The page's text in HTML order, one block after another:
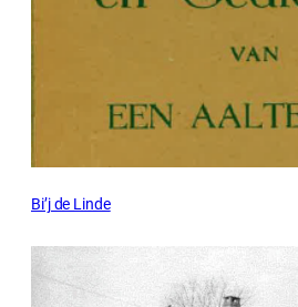
Bi’j de Linde